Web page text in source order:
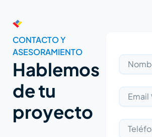
CONTACTO Y
ASESORAMIENTO
Hablemos
de tu
proyecto